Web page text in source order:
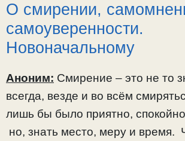
О смирении,
самоуверенности.
Новоначальному
Аноним: Смирение – это не то
всегда, везде и во всём
лишь бы было приятно,
но, знать место, меру и время.